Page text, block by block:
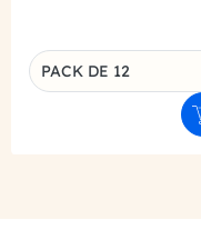
Déclinaison du
PACK DE 12